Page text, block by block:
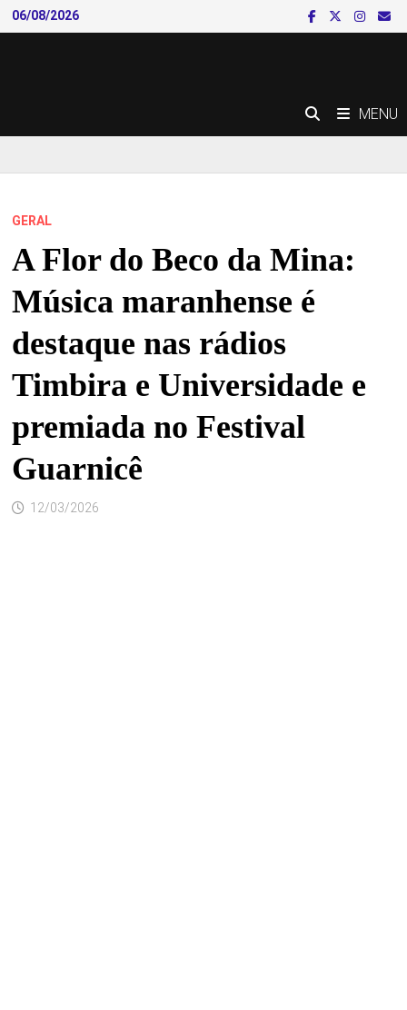
Skip
to
06/08/2026
MENU
GERAL
A Flor do Beco da Mina:
Música maranhense é
destaque nas rádios
Timbira e Universidade e
premiada no Festival
Guarnicê
12/03/2026